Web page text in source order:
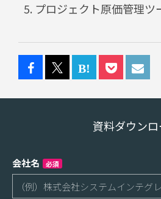
プロジェクト原価管理ツ
資料ダウンロ
会社名 必須